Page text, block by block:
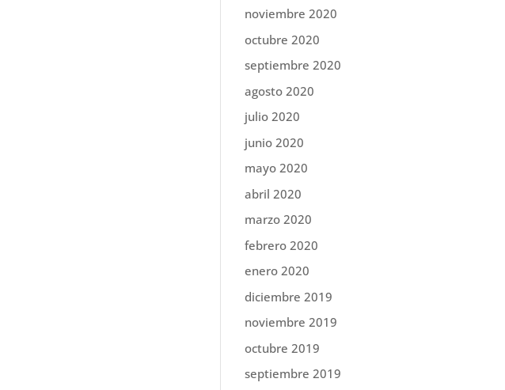
noviembre 2020
octubre 2020
septiembre 2020
agosto 2020
julio 2020
junio 2020
mayo 2020
abril 2020
marzo 2020
febrero 2020
enero 2020
diciembre 2019
noviembre 2019
octubre 2019
septiembre 2019